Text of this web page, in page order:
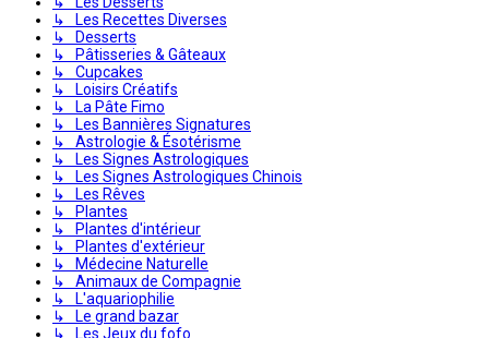
↳ Les Recettes Diverses
↳ Desserts
↳ Pâtisseries & Gâteaux
↳ Cupcakes
↳ Loisirs Créatifs
↳ La Pâte Fimo
↳ Les Bannières Signatures
↳ Astrologie & Ésotérisme
↳ Les Signes Astrologiques
↳ Les Signes Astrologiques Chinois
↳ Les Rêves
↳ Plantes
↳ Plantes d'intérieur
↳ Plantes d'extérieur
↳ Médecine Naturelle
↳ Animaux de Compagnie
↳ L'aquariophilie
↳ Le grand bazar
↳ Les Jeux du fofo